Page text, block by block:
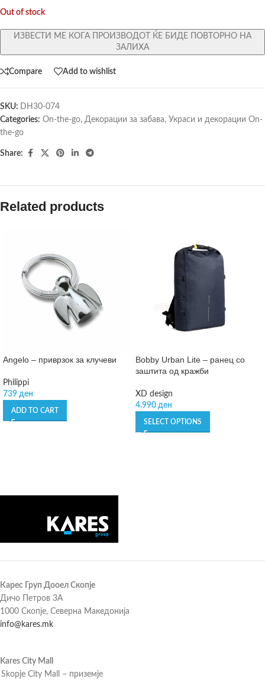
Out of stock
ИЗВЕСТИ МЕ КОГА ПРОИЗВОДОТ ЌЕ БИДЕ ПОВТОРНО НА
ЗАЛИХА
Compare Add to wishlist
SKU: DH30-074
Categories: On-the-go, Декорации за забава, Украси и декорации On-
the-go
Share:
Related products
Angelo – приврзок за клучеви
Philippi
739 ден
ADD TO CART
Bobby Urban Lite – ранец со
заштита од кражби
XD design
4.990 ден
SELECT OPTIONS
Карес Груп Дооел Скопје
Дичо Петров 3А
1000 Скопје, Северна Македонија
info@kares.mk
Kares City Mall
Skopje City Mall – приземје